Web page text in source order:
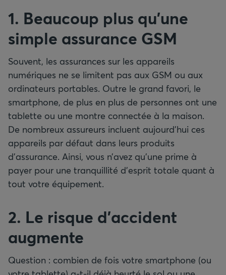
1. Beaucoup plus qu’une
simple assurance GSM
Souvent, les assurances sur les appareils
numériques ne se limitent pas aux GSM ou aux
ordinateurs portables. Outre le grand favori, le
smartphone, de plus en plus de personnes ont une
tablette ou une montre connectée à la maison.
De nombreux assureurs incluent aujourd’hui ces
appareils par défaut dans leurs produits
d’assurance. Ainsi, vous n’avez qu’une prime à
payer pour une tranquillité d’esprit totale quant à
tout votre équipement.
2. Le risque d’accident
augmente
Question : combien de fois votre smartphone (ou